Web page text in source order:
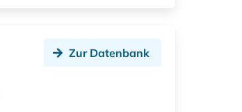
Zur Datenbank